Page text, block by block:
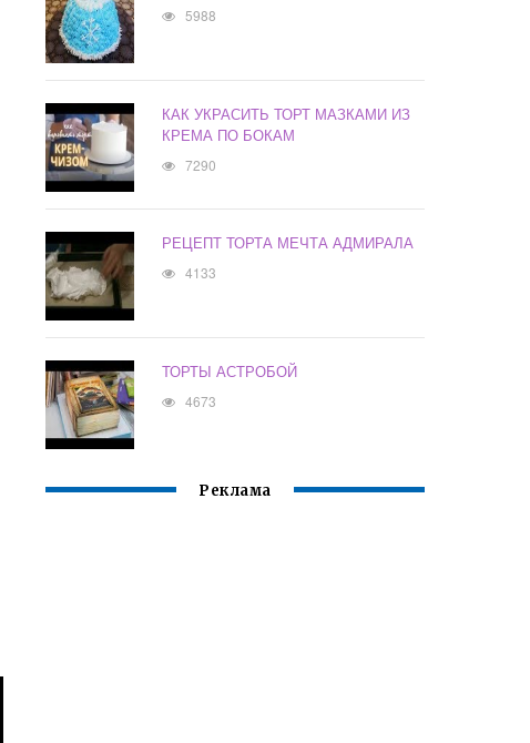
5988
КАК УКРАСИТЬ ТОРТ МАЗКАМИ ИЗ
КРЕМА ПО БОКАМ
7290
РЕЦЕПТ ТОРТА МЕЧТА АДМИРАЛА
4133
ТОРТЫ АСТРОБОЙ
4673
Реклама